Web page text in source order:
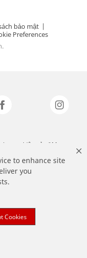
to enhance site
you
Cookies
bảo mật |
Preferences
hiệu của 3M.